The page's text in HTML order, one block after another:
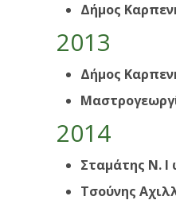
Δήμος
2013
Δήμος
2014
Σταμάτης Ν. Ι
Τσούνης